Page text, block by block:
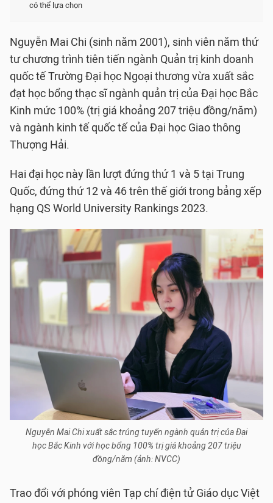
có thể lựa chọn
Nguyễn Mai Chi (sinh năm 2001), sinh viên năm thứ
tư chương trình tiên tiến ngành Quản trị kinh doanh
quốc tế Trường Đại học Ngoại thương vừa xuất sắc
đạt học bổng thạc sĩ ngành quản trị của Đại học Bắc
Kinh mức 100% (trị giá khoảng 207 triệu đồng/năm)
và ngành kinh tế quốc tế của Đại học Giao thông
Thượng Hải.
Hai đại học này lần lượt đứng thứ 1 và 5 tại Trung
Quốc, đứng thứ 12 và 46 trên thế giới trong bảng xếp
hạng QS World University Rankings 2023.
Nguyễn Mai Chi xuất sắc trúng tuyển ngành quản trị của Đại
học Bắc Kinh với học bổng 100% trị giá khoảng 207 triệu
đồng/năm (ảnh: NVCC)
Trao đổi với phóng viên Tạp chí điện tử Giáo dục Việt